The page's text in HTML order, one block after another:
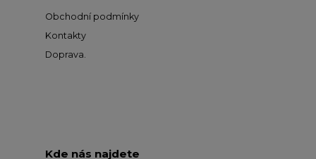
Obchodní podmínky
Kontakty
Doprava
Kde nás najdete